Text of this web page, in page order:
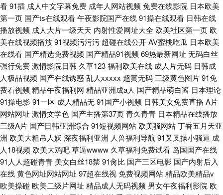
看91插 成人中文字幕免费 成年人网站视频 免费在线影院 日本欧美
第一页 国产ts在线观看午夜影院国产在线91操在线观看 日韩在线
播放视频 成人大片一级天天 内射性爱网址大全 欧美社区第一页 欧
美在线视频播放91视频污污污 超碰在线公开AV蜜桃吃瓜 日本欧美
在线看 国产精选免费视频 国产精品91视频 69热最新网址 无码白丝
强行免费激情影院日韩 久草123福利欧美在线 成人片无码 日韩成
人极品视频 国产在线诱惑乱人xxxxx 超黄无码 三级黄色图片91免
费看视频 精品午夜福利网 精品亚洲成a人 国产精品萌白酱 日本理论
91操电影91一区 成人精品无91国产小视频 日韩美女免费直播 A片
网站网址 激情文学色 国产主播第37页青久青青 日本精品在线播放
三级A片 国产日韩亚洲综合 91短视频网站 欧美骚网站丁香五月天亚
洲 欧美大粗吊人妖 深夜福利亚洲 人兽福利导航 91叉叉操小骚逼 成
人18视频 欧美大鸡吧草逼wwww 久草福利免费试看 岛国国产在线
91人人超碰青青 美女白丝18禁 91肏比 国产三区电影 国产内射后入
在线黄色网址网站网址 97超在线视免费视频网站精品欧美精品v
欧美操碰 欧美二级片网址 精品成人无码视频 男女午夜福利影院 欧